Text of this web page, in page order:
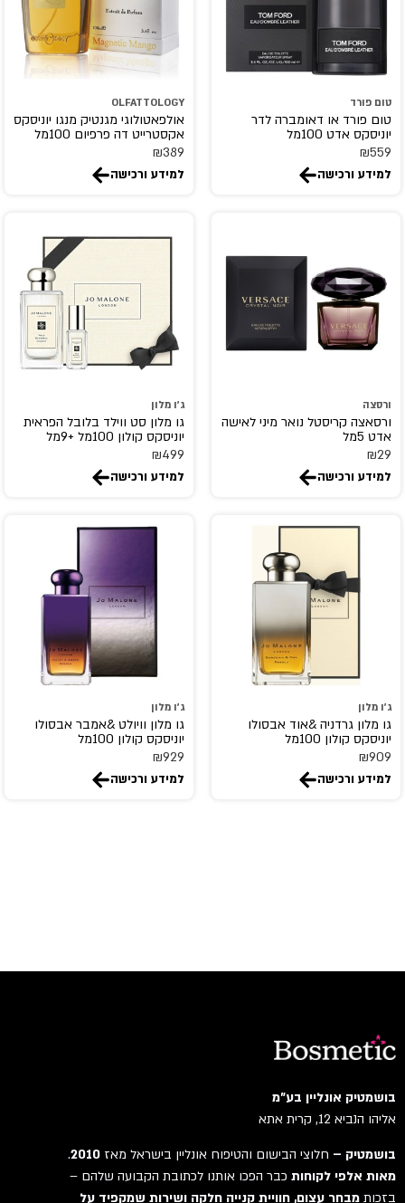
ED HARDY
EIGHT & BOB
eli saab
Elizabeth Arden
elizabeth taylor
EMANUEL
Escentric Molecules
ESSENTIAL PARFUMS
estee lauder
ETAT LIBRE D'ORANGE
FLAVIA
FRAGLUXE
FRAGRANCE WORLD
GEPARLYS
GIARDINI DI TOSCANA
Giorgio Armani
GIORGIO BEVERLY HILLS
GISADA
Givenchy
GOLDFIELD & BANKS
gres
GRITTI
HOUBIGANT
IGGYWOO
INCENSE
issey miyake
Jacques Bogart
טום פורד
טום פורד או דאומברה לדר
יוניסקס אדט 100מל
₪559
למידע ורכישה
OLFATTOLOGY
אולפאטולוגי מגנטיק מנגו יוניסקס
אקסטרייט דה פרפיום 100מל
₪389
למידע ורכישה
ורסצה
ורסאצה קריסטל נואר מיני לאישה
אדט 5מל
₪29
למידע ורכישה
ג'ו מלון
גו מלון סט ווילד בלובל הפראית
יוניסקס קולון 100מל +9מל
₪499
למידע ורכישה
ג'ו מלון
גו מלון גרדניה &אוד אבסולו
יוניסקס קולון 100מל
₪909
למידע ורכישה
ג'ו מלון
גו מלון וויולט &אמבר אבסולו
יוניסקס קולון 100מל
₪929
למידע ורכישה
בושמטיק אונליין בע"מ
אליהו הנביא 12, קרית אתא
בושמטיק –חלוצי הבישום והטיפוח אונליין בישראל מאז2010
.
מאות אלפי לקוחותכבר הפכו אותנו לכתובת הקבועה שלהם –
בזכותמבחר עצום, חוויית קנייה חלקה ושירות שמקפיד על